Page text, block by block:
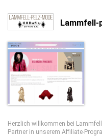
Lammfell-
Herzlich willkommen bei
Partner in unserem Affiliate-